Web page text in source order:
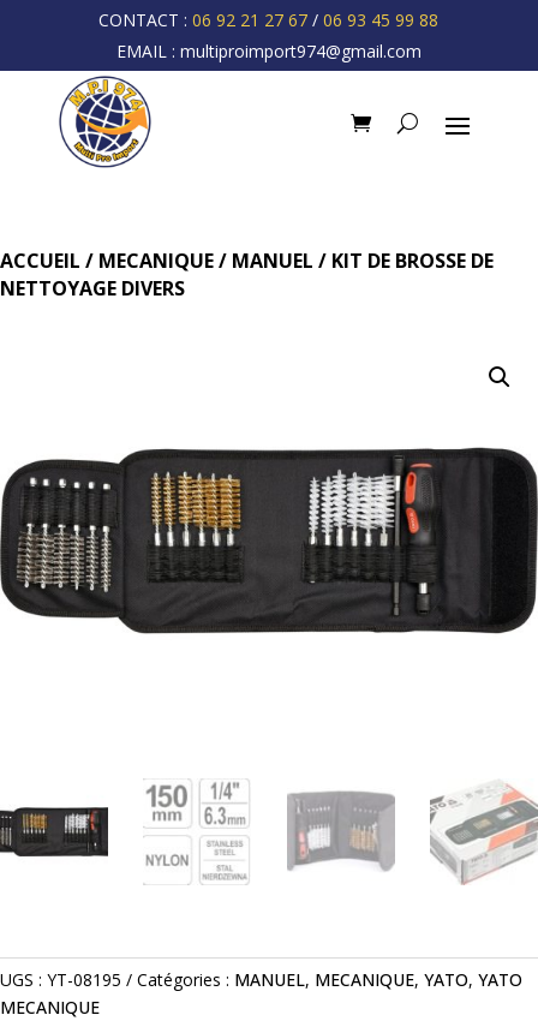
CONTACT :06 92 21 27 67 /06 93 45 99 88
EMAIL : multiproimport974@gmail.com
ACCUEIL / MECANIQUE/ MANUEL / KIT DE BROSSE DE
NETTOYAGE DIVERS
UGS : YT-08195 Catégories : MANUEL, MECANIQUE, YATO, YATO
MECANIQUE